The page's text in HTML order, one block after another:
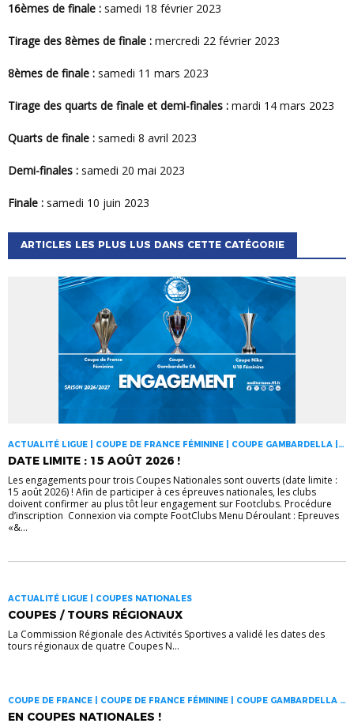
16èmes de finale : samedi 18 février 2023
Tirage des 8èmes de finale : mercredi 22 février 2023
8èmes de finale : samedi 11 mars 2023
Tirage des quarts de finale et demi-finales : mardi 14 mars 2023
Quarts de finale : samedi 8 avril 2023
Demi-finales : samedi 20 mai 2023
Finale : samedi 10 juin 2023
ARTICLES LES PLUS LUS DANS CETTE CATÉGORIE
ACTUALITÉ LIGUE | COUPE DE FRANCE FÉMININE | COUPE GAMBARDELLA |
COUPES NATIONALES
DATE LIMITE : 15 AOÛT 2026 !
Les engagements pour trois Coupes Nationales sont ouverts (date limite :
15 août 2026) ! Afin de participer à ces épreuves nationales, les clubs
doivent confirmer au plus tôt leur engagement sur Footclubs. Procédure
d’inscription Connexion via compte FootClubs Menu Déroulant : Epreuves
«&...
ACTUALITÉ LIGUE | COUPES NATIONALES
COUPES / TOURS RÉGIONAUX
La Commission Régionale des Activités Sportives a validé les dates des
tours régionaux de quatre Coupes N...
COUPE DE FRANCE | COUPE DE FRANCE FÉMININE | COUPE GAMBARDELLA |
COUPES NATIONALES
EN COUPES NATIONALES !